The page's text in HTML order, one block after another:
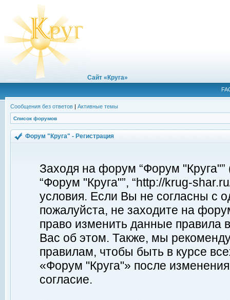
Сайт «Круга»
Сообщения без ответов | Активные темы
Список форумов
Форум "Круга" - Регистрация
Заходя на форум “Форум
“Форум "Круга"”, “http://krug-
условия. Если Вы не согласны с
пожалуйста, не заходите на
право изменить данные правила
Вас об этом. Также, мы
правилам, чтобы быть в курсе
«Форум "Круга"» после
согласие.